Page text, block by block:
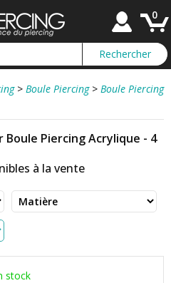
0
> Boule Piercing > Boule Piercing
Boule Piercing Acrylique - 4
à la vente
stock